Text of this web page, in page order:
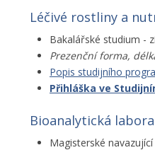
Léčivé rostliny a
Bakalářské studium -
Prezenční forma,
Popis studijního
Přihláška ve
Bioanalytická
Magisterské